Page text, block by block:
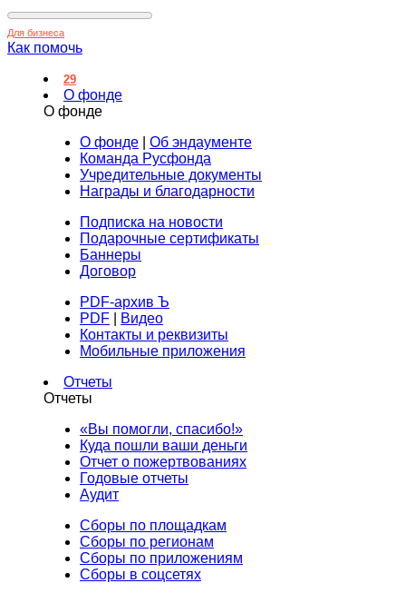
Для бизнеса
Как помочь
29
О фонде
О фонде
О фонде
Об эндаументе
Команда Русфонда
Учредительные документы
Награды и благодарности
Подписка на новости
Подарочные сертификаты
Баннеры
Договор
PDF-архив Ъ
PDF
Видео
Контакты и реквизиты
Мобильные приложения
Отчеты
Отчеты
«Вы помогли, спасибо!»
Куда пошли ваши деньги
Отчет о пожертвованиях
Годовые отчеты
Аудит
Сборы по площадкам
Сборы по регионам
Сборы по приложениям
Сборы в соцсетях